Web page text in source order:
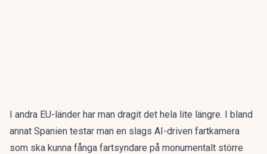
I andra EU-länder har man dragit det hela lite längre. I bland
annat Spanien testar man en slags AI-driven fartkamera
som ska kunna fånga fartsyndare på monumentalt större